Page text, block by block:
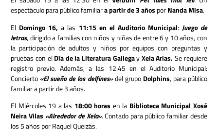
espectáculo para público familiara partir de 3 años porNanda Misa.
El Domingo 16,a las 11:15 en el Auditorio Municipal: Juego de
letras, dirigido a familias con niños y niñas de entre 6 y 10 años, con
la participación de adultos y niños por equipos con preguntas y
pruebas con elDía de la Literatura GallegayXela Arias. Se requiere
registro previo. Además, a las 12:45 en el Auditorio Municipal:
Concierto «El sueño de los delfines»del grupo Dolphins, para público
familiar a partir de 3 años.
El Miércoles 19 a las 18:00 horas en la Biblioteca Municipal Xosé
Neira Vilas «Alrededor de Xela». Contado para público familiar desde
los 5 años por Raquel Queizás.